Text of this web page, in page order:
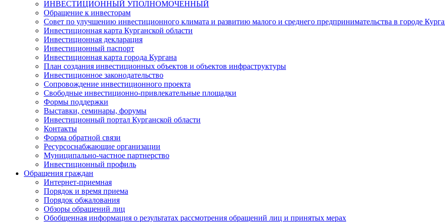
ИНВЕСТИЦИОННЫЙ УПОЛНОМОЧЕННЫЙ
Обращение к инвесторам
Совет по улучшению инвестиционного климата и развитию малого и среднего предпринимательства в городе
Инвестиционная карта Курганской области
Инвестиционная декларация
Инвестиционный паспорт
Инвестиционная карта города Кургана
План создания инвестиционных объектов и объектов инфраструктуры
Инвестиционное законодательство
Сопровождение инвестиционного проекта
Свободные инвестиционно-привлекательные площадки
Формы поддержки
Выставки, семинары, форумы
Инвестиционный портал Курганской области
Контакты
Форма обратной связи
Ресурсоснабжающие организации
Муниципально-частное партнерство
Инвестиционный профиль
Обращения граждан
Интернет-приемная
Порядок и время приема
Порядок обжалования
Обзоры обращений лиц
Обобщенная информация о результатах рассмотрения обращений лиц и принятых мерах